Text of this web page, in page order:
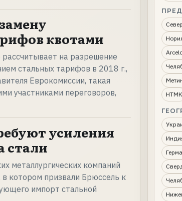
квотами
на разрешение
стальных тарифов в 2018 г.,
Еврокомиссии, такая
участниками переговоров,
усиления
стали
металлургических компаний
котором призвали Брюссель к
импорт стальной
НТМК